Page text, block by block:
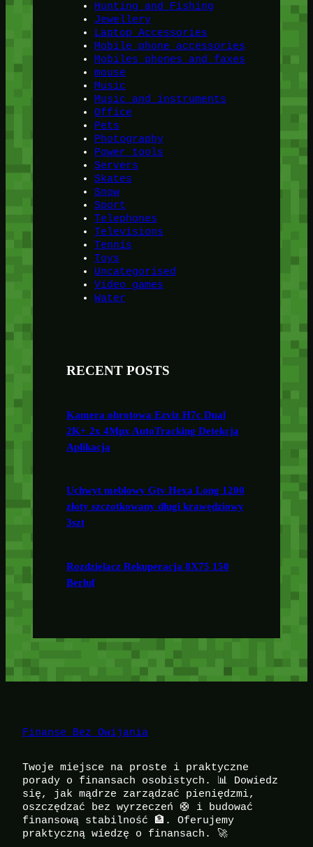
Hunting and Fishing
Jewellery
Laptop Accessories
Mobile phone accessories
Mobiles phones and faxes
mouse
Music
Music and instruments
Office
Pets
Photography
Power tools
Servers
Skates
Snow
Sport
Telephones
Televisions
Tennis
Toys
Uncategorised
Video games
Water
RECENT POSTS
Kamera obrotowa Ezviz H7c Dual
2K+ 2x 4Mpx AutoTracking Detekcja
Aplikacja
Uchwyt meblowy Gtv Hexa Long 1200
złoty szczotkowany długi krawędziowy
3szt
Rozdzielacz Rekuperacja 8X75 150
Berluf
Finanse Bez Owijania
Twoje miejsce na proste i praktyczne
porady o finansach osobistych. 📊 Dowiedz
się, jak mądrze zarządzać pieniędzmi,
oszczędzać bez wyrzeczeń 🛟 i budować
finansową stabilność 🏦. Oferujemy
praktyczną wiedzę o finansach. 🚀